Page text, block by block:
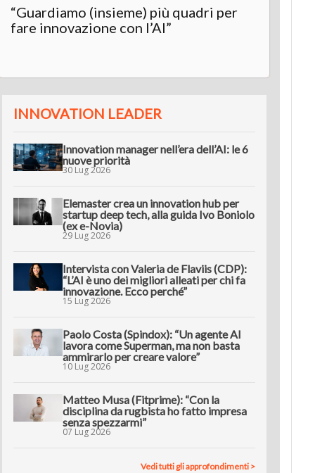
“Guardiamo (insieme) più quadri per
fare innovazione con l’AI”
INNOVATION LEADER
Innovation manager nell’era dell’AI: le 6
nuove priorità
30 Lug 2026
Elemaster crea un innovation hub per
startup deep tech, alla guida Ivo Boniolo
(ex e-Novia)
29 Lug 2026
Intervista con Valeria de Flaviis (CDP):
“L’AI è uno dei migliori alleati per chi fa
innovazione. Ecco perché”
15 Lug 2026
Paolo Costa (Spindox): “Un agente AI
lavora come Superman, ma non basta
ammirarlo per creare valore”
10 Lug 2026
Matteo Musa (Fitprime): “Con la
disciplina da rugbista ho fatto impresa
senza spezzarmi”
07 Lug 2026
Vedi tutti gli approfondimenti >